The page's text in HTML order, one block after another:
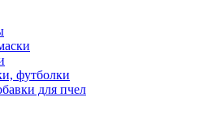
футболки
для пчел